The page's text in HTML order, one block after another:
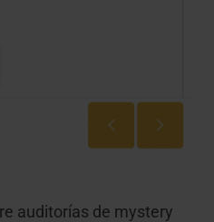
auditorías de mystery